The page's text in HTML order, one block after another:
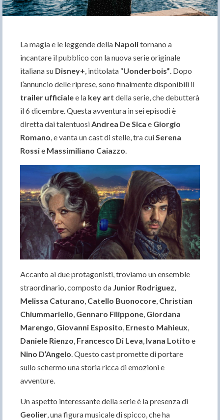
La magia e le leggende della Napolitornano a
incantare il pubblico con la nuova serie originale
italiana su Disney+, intitolata “Uonderbois”. Dopo
l’annuncio delle riprese, sono finalmente disponibili il
trailer ufficialee la key art della serie, che debutterà
il 6 dicembre. Questa avventura in sei episodi è
diretta dai talentuosiAndrea De Sica e Giorgio
Romano, e vanta un cast di stelle, tra cuiSerena
Rossie Massimiliano Caiazzo.
Accanto ai due protagonisti, troviamo un ensemble
straordinario, composto da Junior Rodriguez,
Melissa Caturano, Catello Buonocore, Christian
Chiummariello, Gennaro Filippone, Giordana
Marengo, Giovanni Esposito, Ernesto Mahieux,
Daniele Rienzo, Francesco Di Leva, Ivana Lotito e
Nino D’Angelo. Questo cast promette di portare
sullo schermo una storia ricca di emozioni e
avventure.
Un aspetto interessante della serie è la presenza di
Geolier, una figura musicale di spicco, che ha